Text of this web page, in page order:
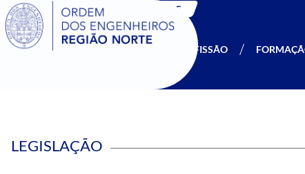
SIGOE
A OERN PROFISSÃO
LEGISLAÇÃO